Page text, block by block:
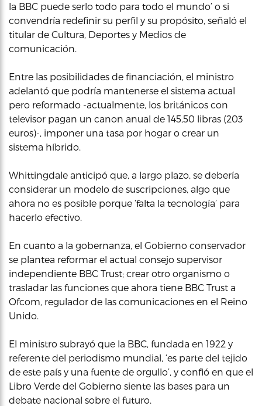
la BBC puede serlo todo para todo el mundo’ o si
convendría redefinir su perfil y su propósito, señaló el
titular de Cultura, Deportes y Medios de
comunicación.
Entre las posibilidades de financiación, el ministro
adelantó que podría mantenerse el sistema actual
pero reformado -actualmente, los británicos con
televisor pagan un canon anual de 145,50 libras (203
euros)-, imponer una tasa por hogar o crear un
sistema híbrido.
Whittingdale anticipó que, a largo plazo, se debería
considerar un modelo de suscripciones, algo que
ahora no es posible porque ‘falta la tecnología’ para
hacerlo efectivo.
En cuanto a la gobernanza, el Gobierno conservador
se plantea reformar el actual consejo supervisor
independiente BBC Trust; crear otro organismo o
trasladar las funciones que ahora tiene BBC Trust a
Ofcom, regulador de las comunicaciones en el Reino
Unido.
El ministro subrayó que la BBC, fundada en 1922 y
referente del periodismo mundial, ‘es parte del tejido
de este país y una fuente de orgullo’, y confió en que el
Libro Verde del Gobierno siente las bases para un
debate nacional sobre el futuro.